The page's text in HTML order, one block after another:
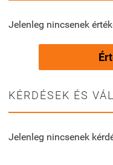
Jelenleg nincsenek
KÉRDÉSEK ÉS
Jelenleg nincsenek